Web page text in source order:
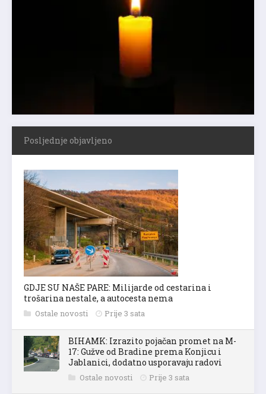
Posljednje objavljeno
GDJE SU NAŠE PARE: Milijarde od cestarina i
trošarina nestale, a autocesta nema
Ostale novosti Prije 3 sata
BIHAMK: Izrazito pojačan promet na M-
17: Gužve od Bradine prema Konjicu i
Jablanici, dodatno usporavaju radovi
Ostale novosti Prije 3 sata